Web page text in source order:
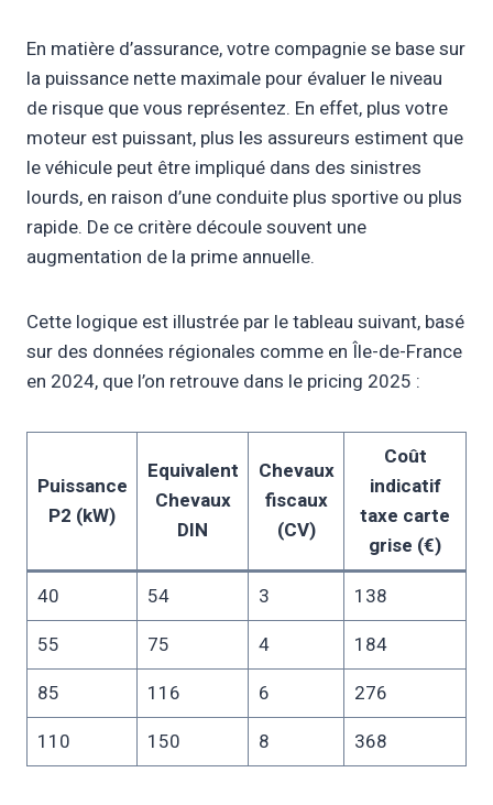
En matière d’assurance, votre compagnie se base sur
la puissance nette maximale pour évaluer le niveau
de risque que vous représentez. En effet, plus votre
moteur est puissant, plus les assureurs estiment que
le véhicule peut être impliqué dans des sinistres
lourds, en raison d’une conduite plus sportive ou plus
rapide. De ce critère découle souvent une
augmentation de la prime annuelle.
Cette logique est illustrée par le tableau suivant, basé
sur des données régionales comme en Île-de-France
en 2024, que l’on retrouve dans le pricing 2025 :
Puissance
P2 (kW)
Equivalent
Chevaux
DIN
Chevaux
fiscaux
(CV)
Coût
indicatif
taxe carte
grise (€)
40
54 3
138
55
75 4
184
85
116 6
276
110
150 8 368